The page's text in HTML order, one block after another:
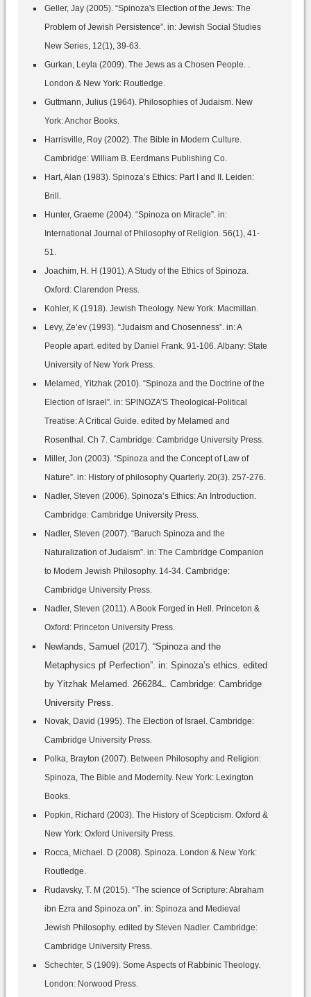
Geller, Jay (2005). “Spinoza's Election of the Jews: The
Problem of Jewish Persistence”. in: Jewish Social Studies
New Series, 12(1), 39-63.
Gurkan, Leyla (2009). The Jews as a Chosen People. .
London & New York: Routledge.
Guttmann, Julius (1964). Philosophies of Judaism. New
York: Anchor Books.
Harrisville, Roy (2002). The Bible in Modern Culture.
Cambridge: William B. Eerdmans Publishing Co.
Hart, Alan (1983). Spinoza’s Ethics: Part I and II. Leiden:
Brill.
Hunter, Graeme (2004). “Spinoza on Miracle”. in:
International Journal of Philosophy of Religion. 56(1), 41-
51.
Joachim, H. H (1901). A Study of the Ethics of Spinoza.
Oxford: Clarendon Press.
Kohler, K (1918). Jewish Theology. New York: Macmillan.
Levy, Ze’ev (1993). “Judaism and Chosenness”. in: A
People apart. edited by Daniel Frank. 91-106. Albany: State
University of New York Press.
Melamed, Yitzhak (2010). “Spinoza and the Doctrine of the
Election of Israel”. in: SPINOZA’S Theological-Political
Treatise: A Critical Guide. edited by Melamed and
Rosenthal. Ch 7. Cambridge: Cambridge University Press.
Miller, Jon (2003). “Spinoza and the Concept of Law of
Nature”. in: History of philosophy Quarterly. 20(3). 257-276.
Nadler, Steven (2006). Spinoza’s Ethics: An Introduction.
Cambridge: Cambridge University Press.
Nadler, Steven (2007). “Baruch Spinoza and the
Naturalization of Judaism”. in: The Cambridge Companion
to Modern Jewish Philosophy. 14-34. Cambridge:
Cambridge University Press.
Nadler, Steven (2011). A Book Forged in Hell. Princeton &
Oxford: Princeton University Press.
Newlands, Samuel (2017). “Spinoza and the
Metaphysics pf Perfection”. in: Spinoza’s ethics. edited
by Yitzhak Melamed. 266ـ284. Cambridge: Cambridge
University Press.
Novak, David (1995). The Election of Israel. Cambridge:
Cambridge University Press.
Polka, Brayton (2007). Between Philosophy and Religion:
Spinoza, The Bible and Modernity. New York: Lexington
Books.
Popkin, Richard (2003). The History of Scepticism. Oxford &
New York: Oxford University Press.
Rocca, Michael. D (2008). Spinoza. London & New York:
Routledge.
Rudavsky, T. M (2015). “The science of Scripture: Abraham
ibn Ezra and Spinoza on”. in: Spinoza and Medieval
Jewish Philosophy. edited by Steven Nadler. Cambridge:
Cambridge University Press.
Schechter, S (1909). Some Aspects of Rabbinic Theology.
London: Norwood Press.